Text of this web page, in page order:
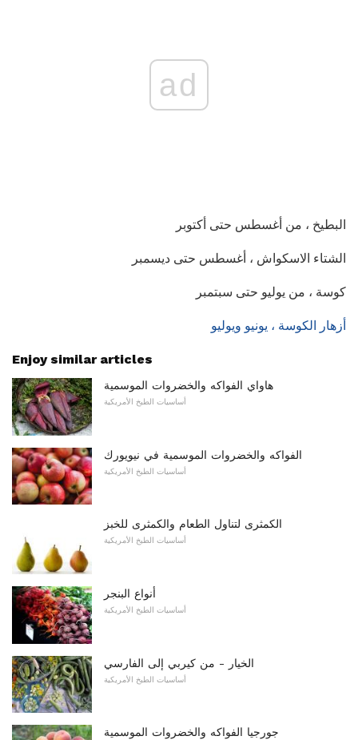
ad
البطيخ ، من أغسطس حتى أكتوبر
الشتاء الاسكواش ، أغسطس حتى ديسمبر
كوسة ، من يوليو حتى سبتمبر
أزهار الكوسة ، يونيو ويوليو
Enjoy similar articles
هاواي الفواكه والخضروات الموسمية
أساسيات الطبخ الأمريكية
الفواكه والخضروات الموسمية في نيويورك
أساسيات الطبخ الأمريكية
الكمثرى لتناول الطعام والكمثرى للخبز
أساسيات الطبخ الأمريكية
أنواع البنجر
أساسيات الطبخ الأمريكية
الخيار - من كيربي إلى الفارسي
أساسيات الطبخ الأمريكية
جورجيا الفواكه والخضروات الموسمية